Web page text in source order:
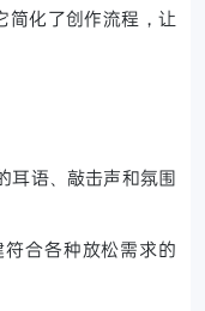
简化了创作流程，让
耳语、敲击声和氛围
合各种放松需求的